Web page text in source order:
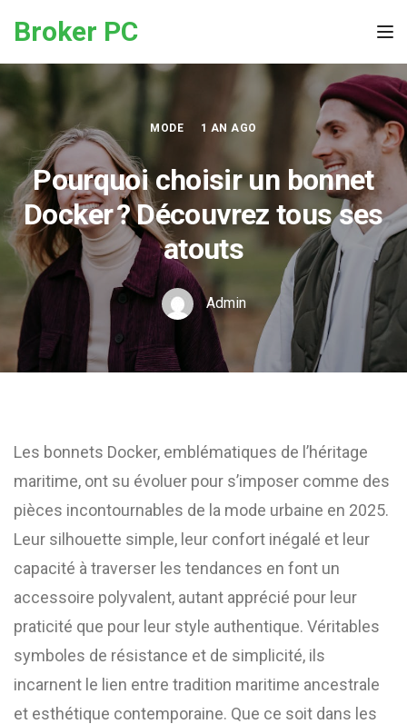
Broker PC
MODE 1 AN AGO
Pourquoi choisir un bonnet
Docker ? Découvrez tous ses
atouts
Admin
Les bonnets Docker, emblématiques de l’héritage
maritime, ont su évoluer pour s’imposer comme des
pièces incontournables de la mode urbaine en 2025.
Leur silhouette simple, leur confort inégalé et leur
capacité à traverser les tendances en font un
accessoire polyvalent, autant apprécié pour leur
praticité que pour leur style authentique. Véritables
symboles de résistance et de simplicité, ils
incarnent le lien entre tradition maritime ancestrale
et esthétique contemporaine. Que ce soit dans les